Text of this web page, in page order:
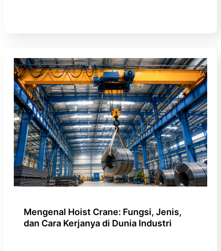
Mengenal Hoist Crane: Fungsi, Jenis,
dan Cara Kerjanya di Dunia Industri